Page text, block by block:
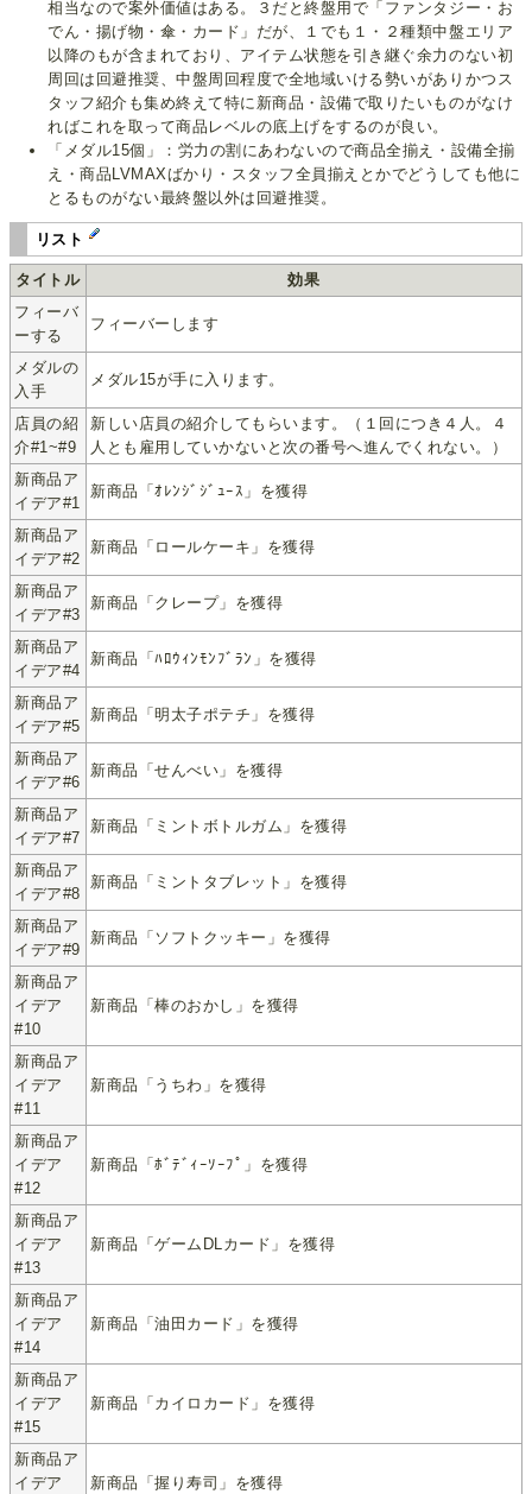
相当なので案外価値はある。３だと終盤用で「ファンタジー・お
でん・揚げ物・傘・カード」だが、１でも１・２種類中盤エリア
以降のもが含まれており、アイテム状態を引き継ぐ余力のない初
周回は回避推奨、中盤周回程度で全地域いける勢いがありかつス
タッフ紹介も集め終えて特に新商品・設備で取りたいものがなけ
ればこれを取って商品レベルの底上げをするのが良い。
「メダル15個」：労力の割にあわないので商品全揃え・設備全揃
え・商品LVMAXばかり・スタッフ全員揃えとかでどうしても他に
とるものがない最終盤以外は回避推奨。
リスト
タイトル
効果
フィーバ
ーする
フィーバーします
メダルの
入手
メダル15が手に入ります。
店員の紹
介#1~#9
新しい店員の紹介してもらいます。（１回につき４人。４
人とも雇用していかないと次の番号へ進んでくれない。）
新商品ア
イデア#1
新商品「ｵﾚﾝｼﾞｼﾞｭｰｽ」を獲得
新商品ア
イデア#2
新商品「ロールケーキ」を獲得
新商品ア
イデア#3
新商品「クレープ」を獲得
新商品ア
イデア#4
新商品「ﾊﾛｳｨﾝﾓﾝﾌﾞﾗﾝ」を獲得
新商品ア
イデア#5
新商品「明太子ポテチ」を獲得
新商品ア
イデア#6
新商品「せんべい」を獲得
新商品ア
イデア#7
新商品「ミントボトルガム」を獲得
新商品ア
イデア#8
新商品「ミントタブレット」を獲得
新商品ア
イデア#9
新商品「ソフトクッキー」を獲得
新商品ア
イデア
#10
新商品「棒のおかし」を獲得
新商品ア
イデア
#11
新商品「うちわ」を獲得
新商品ア
イデア
#12
新商品「ﾎﾞﾃﾞｨｰｿｰﾌﾟ」を獲得
新商品ア
イデア
#13
新商品「ゲームDLカード」を獲得
新商品ア
イデア
#14
新商品「油田カード」を獲得
新商品ア
イデア
#15
新商品「カイロカード」を獲得
新商品ア
イデア
新商品「握り寿司」を獲得